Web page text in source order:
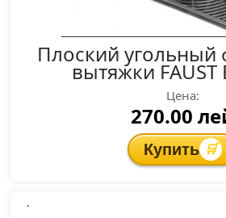
Плоский угольный
вытяжки FAUST
Цена:
270.00
Купить 🛒